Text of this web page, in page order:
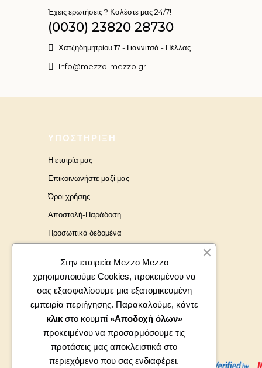
Έχεις ερωτήσεις ? Καλέστε μας 24/7!
(0030) 23820 28730
Χατζηδημητρίου 17 - Γιαννιτσά - Πέλλας
Info@mezzo-mezzo.gr
ΥΠΟΣΤΉΡΙΞΗ
Η εταιρία μας
Επικοινωνήστε μαζί μας
Όροι χρήσης
Αποστολή-Παράδοση
Προσωπικά δεδομένα
Στην εταιρεία Mezzo Mezzo
χρησιμοποιούμε Cookies, προκειμένου να
σας εξασφαλίσουμε μια εξατομικευμένη
εμπειρία περιήγησης. Παρακαλούμε, κάντε
κλικ στο κουμπί «Αποδοχή όλων»
προκειμένου να προσαρμόσουμε τις
προτάσεις μας αποκλειστικά στο
περιεχόμενο που σας ενδιαφέρει.